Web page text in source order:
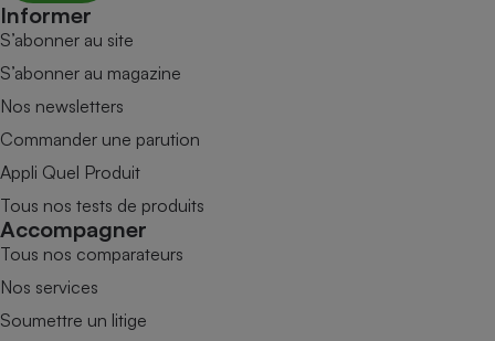
Informer
S’abonner au site
S’abonner au magazine
Nos newsletters
Commander une parution
Appli Quel Produit
Tous nos tests de produits
Accompagner
Tous nos comparateurs
Nos services
Soumettre un litige